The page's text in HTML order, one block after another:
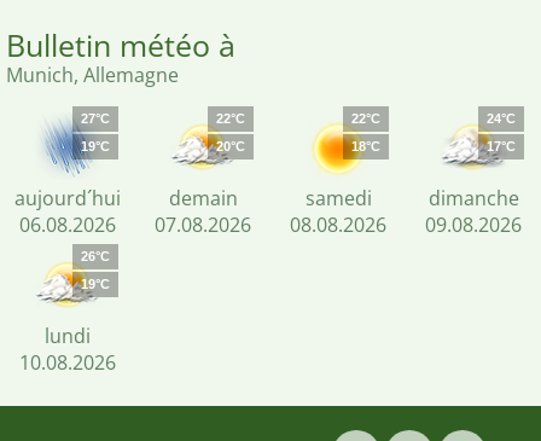
Bulletin météo à
Munich, Allemagne
27°C
19°C
aujourd´hui
06.08.2026
22°C
20°C
demain
07.08.2026
22°C
18°C
samedi
08.08.2026
24°C
17°C
dimanche
09.08.2026
26°C
19°C
lundi
10.08.2026